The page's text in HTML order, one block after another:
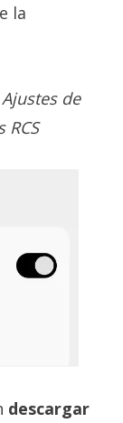
la
de
RCS
descargar